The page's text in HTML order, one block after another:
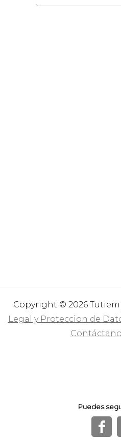
Copyright © 2026
Legal y Proteccion de
Puedes
f